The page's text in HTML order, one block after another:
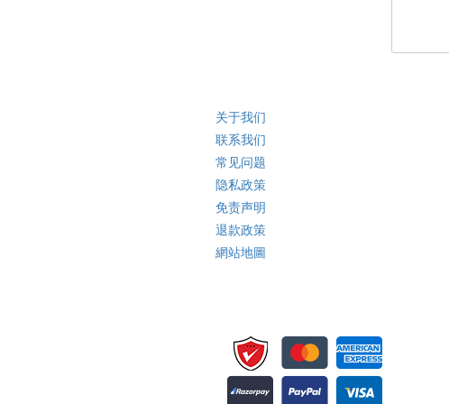
关于我们
联系我们
常见问题
隐私政策
免责声明
退款政策
網站地圖